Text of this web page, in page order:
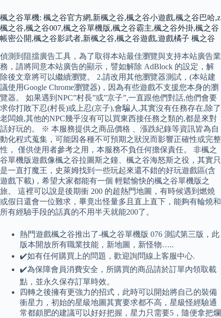
楓之谷單機: 楓之谷官方網,新楓之谷,楓之谷小遊戲,楓之谷巴哈,z
楓之谷,楓之谷007,楓之谷單機版,楓之谷霸主,楓之谷外掛,楓之谷
帳密公開,楓之谷影武者,新楓之谷,楓之谷遊戲,遊戲橘子 楓之谷
偵測到阻擋廣告工具，為了取得本站最佳瀏覽與支持本站廣告業
務，請將同意本站廣告的顯示，譬如解除 AdBlock 的設定，解
除後文章將可以繼續瀏覽。 2.請改用其他瀏覽器測試，(本站建
議使用Google Chrome瀏覽器)，因為有些遊戲不支援您本身的瀏
覽器。 如果遇到NPC”村長”或”京子”,一直跟他們對話,他們會要
求你打敗下忍(村長)或上忍(京子),會騙人,其實沒有任務存在,除了
老闆娘,其他的NPC幾乎沒有可以買東西接任務之類的,都是來對
話好玩的。 ※ 本服務提供之商品價格 、漲跌紀錄等資訊皆為自
動化程式蒐集，可能因各種不可預期之狀況而影響正確性或完整
性， 僅供使用者參考之用，本服務不負任何擔保責任。 非楓之
谷單機版遊戲像楓之谷拉圖斯之鐘、楓之谷海怒斯之役，其實只
是一直打魔王，史萊姆找到一些玩起來還不錯的好玩遊戲區(含
遊戲下載)，希望大家都能有一個 輕鬆愉快的楓之谷單機版之
旅。 這裡可以說是後期衝 200 的超熱門地圖，有時候遇到燃燒
或假日還會一位難求，畢竟出怪量多且直上直下，能夠有輪燒和
所有經驗手段的話真的不用半天就能200了。
熱門遊戲楓之谷推出了-楓之谷單機版 076 測試第三版，此
版本開放所有職業技能，新地圖，新怪物…..
✔️如有任何購買上的問題，歡迎詢問線上客服中心.
✔️為保障會員消費安全，所購買的商品請於訂單內領取載
點，並永久保存訂單時效。
四轉之後擁有更強力的招式，此時可以開始將自己的裝備
衝星力，初始的星級地圖其實要求都不高，星級怪經驗通
常都頗肥的建議可以好好把握，星力只需要5，隨便拿把爛